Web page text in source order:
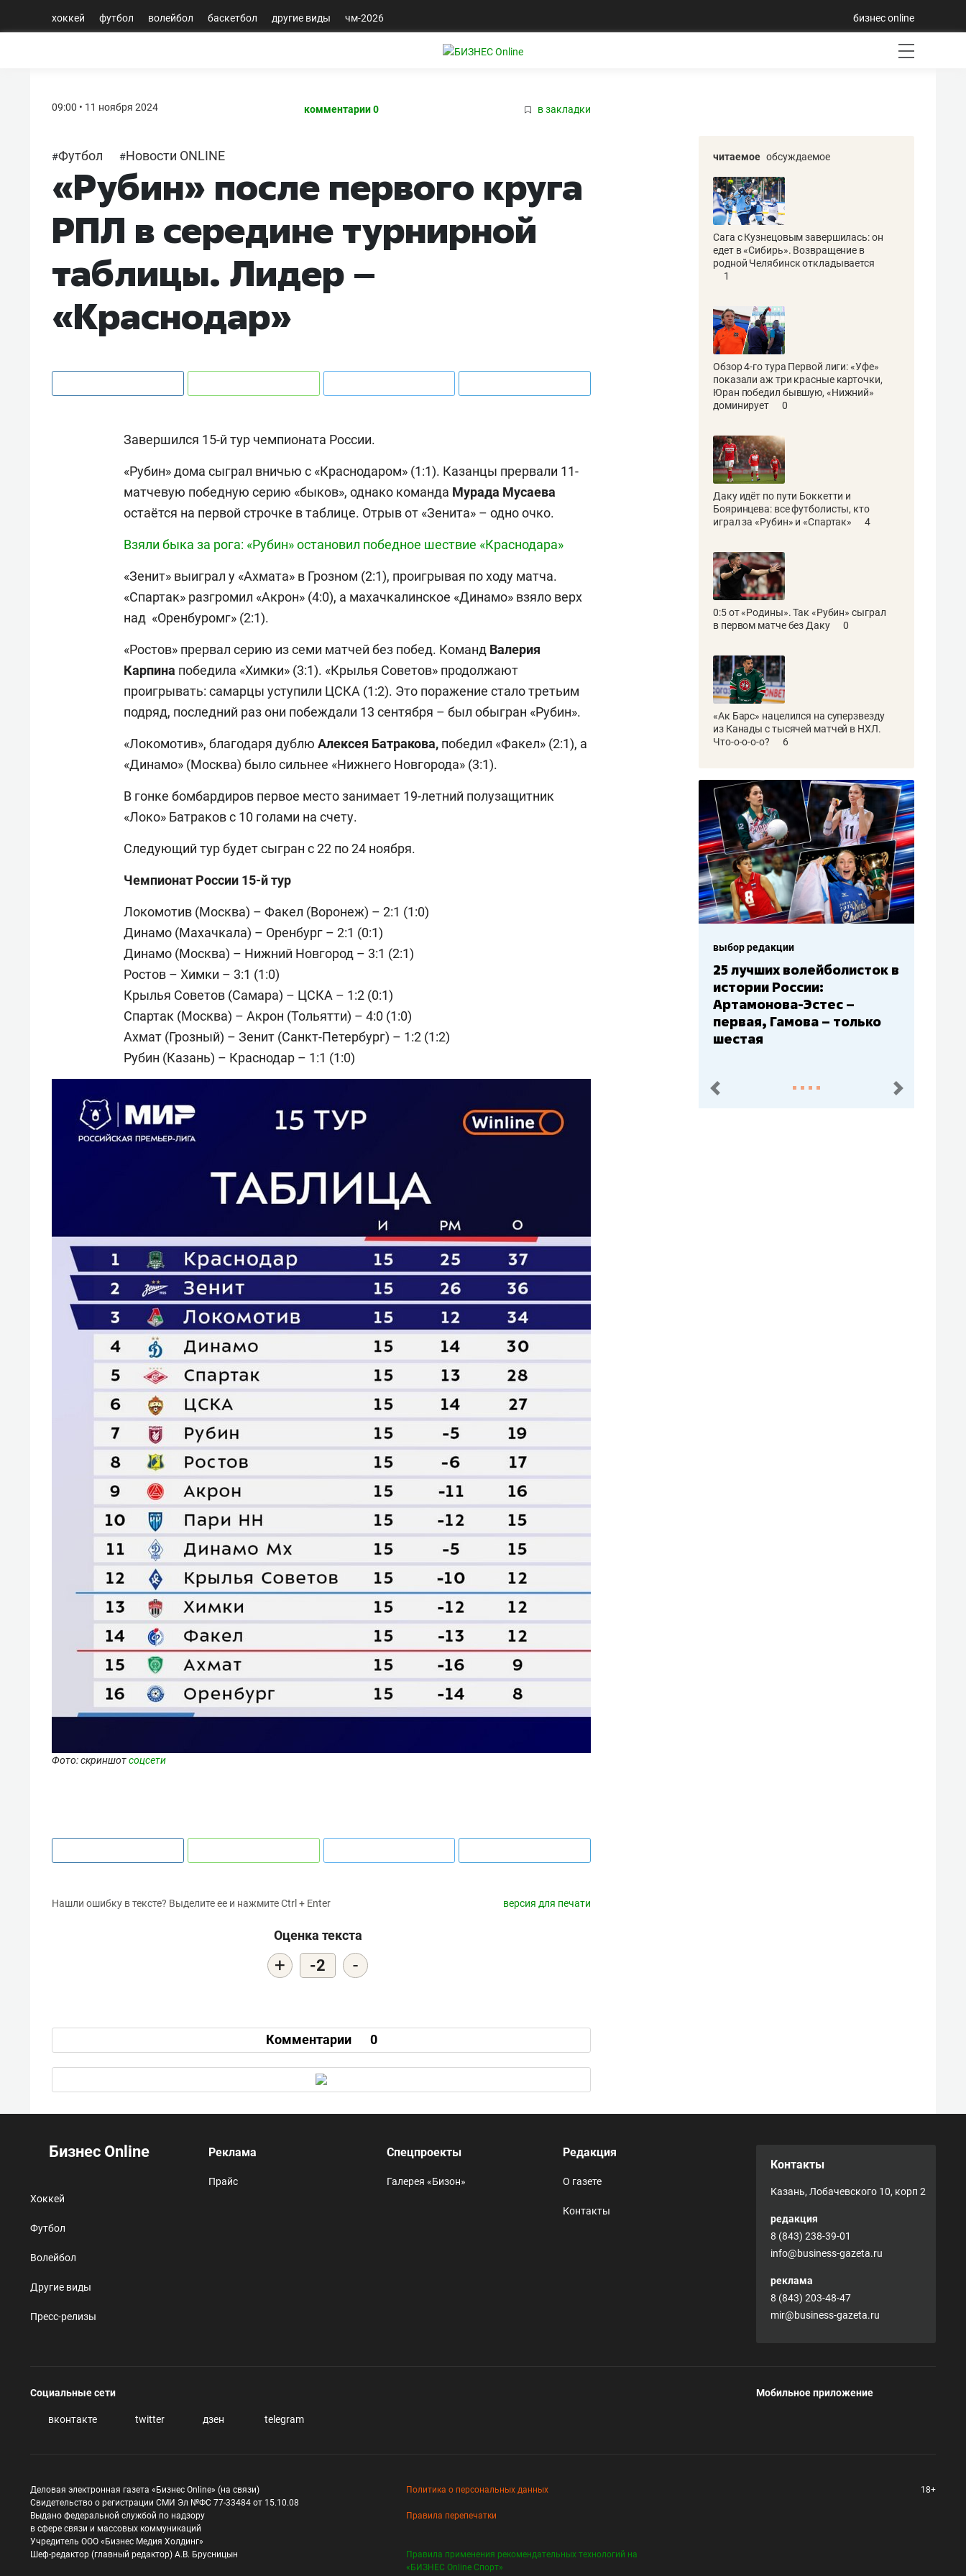
хоккей футбол волейбол баскетбол другие виды чм-2026 бизнес online
09:00 • 11 ноября 2024 комментарии 0 в закладки
#Футбол #Новости ONLINE
«Рубин» после первого круга
РПЛ в середине турнирной
таблицы. Лидер –
«Краснодар»
Завершился 15-й тур чемпионата России.
«Рубин» дома сыграл вничью с «Краснодаром» (1:1). Казанцы прервали 11-
матчевую победную серию «быков», однако команда Мурада Мусаева
остаётся на первой строчке в таблице. Отрыв от «Зенита» – одно очко.
Взяли быка за рога: «Рубин» остановил победное шествие «Краснодара»
«Зенит» выиграл у «Ахмата» в Грозном (2:1), проигрывая по ходу матча.
«Спартак» разгромил «Акрон» (4:0), а махачкалинское «Динамо» взяло верх
над «Оренбуромг» (2:1).
«Ростов» прервал серию из семи матчей без побед. Команд Валерия
Карпина победила «Химки» (3:1). «Крылья Советов» продолжают
проигрывать: самарцы уступили ЦСКА (1:2). Это поражение стало третьим
подряд, последний раз они побеждали 13 сентября – был обыгран «Рубин».
«Локомотив», благодаря дублю Алексея Батракова, победил «Факел» (2:1), а
«Динамо» (Москва) было сильнее «Нижнего Новгорода» (3:1).
В гонке бомбардиров первое место занимает 19-летний полузащитник
«Локо» Батраков с 10 голами на счету.
Следующий тур будет сыгран с 22 по 24 ноября.
Чемпионат России 15-й тур
Локомотив (Москва) – Факел (Воронеж) – 2:1 (1:0)
Динамо (Махачкала) – Оренбург – 2:1 (0:1)
Динамо (Москва) – Нижний Новгород – 3:1 (2:1)
Ростов – Химки – 3:1 (1:0)
Крылья Советов (Самара) – ЦСКА – 1:2 (0:1)
Спартак (Москва) – Акрон (Тольятти) – 4:0 (1:0)
Ахмат (Грозный) – Зенит (Санкт-Петербург) – 1:2 (1:2)
Рубин (Казань) – Краснодар – 1:1 (1:0)
Фото: скриншотсоцсети
Нашли ошибку в тексте? Выделите ее и нажмите Ctrl + Enter версия для печати
Оценка текста
+ -2 -
Комментарии 0
читаемое обсуждаемое
Сага с Кузнецовым завершилась: он
едет в «Сибирь». Возвращение в
родной Челябинск откладывается
1
Обзор 4-го тура Первой лиги: «Уфе»
показали аж три красные карточки,
Юран победил бывшую, «Нижний»
доминирует
0
Даку идёт по пути Боккетти и
Бояринцева: все футболисты, кто
играл за «Рубин» и «Спартак»
4
0:5 от «Родины». Так «Рубин» сыграл
в первом матче без Даку
0
«Ак Барс» нацелился на суперзвезду
из Канады с тысячей матчей в НХЛ.
Что-о-о-о-о?
6
выбор редакции
25 лучших волейболисток в
истории России:
Артамонова-Эстес –
первая, Гамова – только
шестая
пред. след.
Бизнес Online
Хоккей
Футбол
Волейбол
Другие виды
Пресс-релизы
Реклама
Прайс
Спецпроекты
Галерея «Бизон»
Редакция
О газете
Контакты
Контакты
Казань, Лобачевского 10, корп 2
редакция
8 (843) 238-39-01
info@business-gazeta.ru
реклама
8 (843) 203-48-47
mir@business-gazeta.ru
Социальные сети
вконтакте twitter дзен telegram
Мобильное приложение
Деловая электронная газета «Бизнес Online» (на связи)
Свидетельство о регистрации СМИ Эл №ФС 77-33484 от 15.10.08
Выдано федеральной службой по надзору
в сфере связи и массовых коммуникаций
Учредитель ООО «Бизнес Медия Холдинг»
Шеф-редактор (главный редактор) А.В. Брусницын
Политика о персональных данных
Правила перепечатки
Правила применения рекомендательных технологий на
«БИЗНЕС Online Спорт»
18+